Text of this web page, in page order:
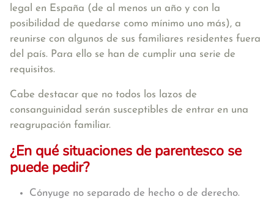
legal en España (de al menos un año y con la
posibilidad de quedarse como mínimo uno más), a
reunirse con algunos de sus familiares residentes fuera
del país. Para ello se han de cumplir una serie de
requisitos.
Cabe destacar que no todos los lazos de
consanguinidad serán susceptibles de entrar en una
reagrupación familiar.
¿En qué situaciones de parentesco se
puede pedir?
Cónyuge no separado de hecho o de derecho.